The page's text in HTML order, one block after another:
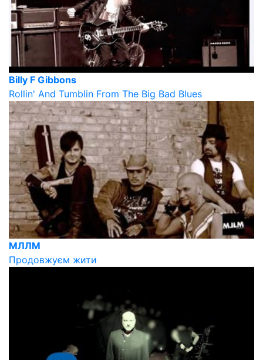
Billy F Gibbons
Rollin' And Tumblin From The Big Bad Blues
МЛЛМ
Продовжуєм жити